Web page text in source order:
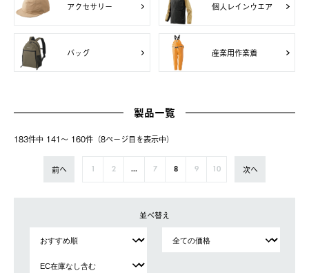
アクセサリー 個人レインウエア
バッグ 産業用作業着
製品一覧
183件中 141〜 160件（8ページ⽬を表⽰中）
前へ 2 ... 7 8 9 10 次へ
並べ替え